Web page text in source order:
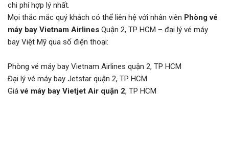
chi phí hợp lý nhất.
Mọi thắc mắc quý khách có thể liên hệ với nhân viên Phòng vé
máy bay Vietnam Airlines Quận 2, TP HCM – đại lý vé máy
bay Việt Mỹ qua số điện thoại:
Phòng vé máy bay Vietnam Airlines quận 2, TP HCM
Đại lý vé máy bay Jetstar quận 2, TP HCM
Giávé máy bay Vietjet Air quận 2, TP HCM